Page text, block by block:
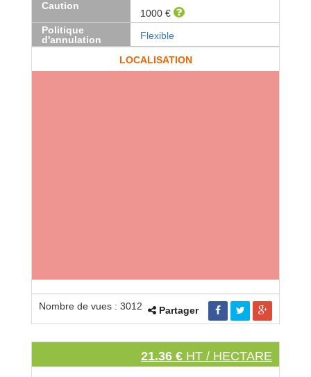
Caution
1000 €
Politique
d'annulation
Flexible
LOCALISATION
Nombre de vues : 3012 Partager
21.36 € HT / HECTARE